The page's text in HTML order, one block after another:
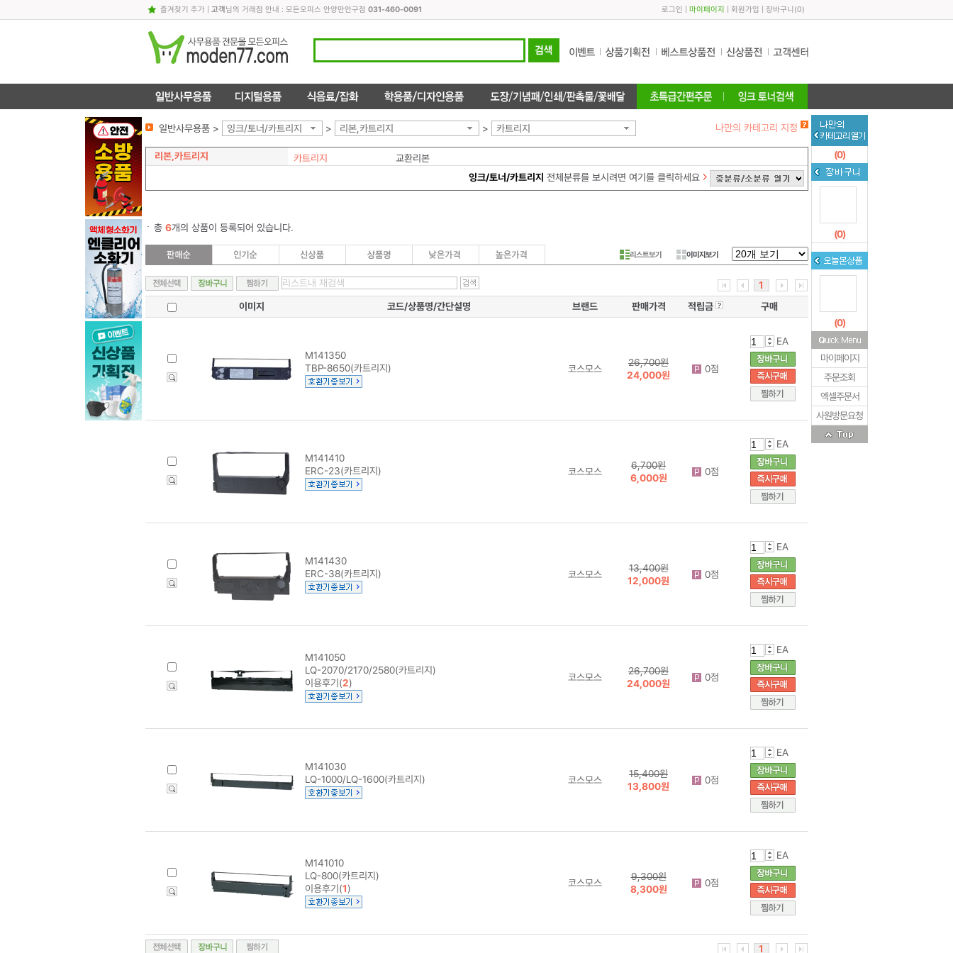
즐겨찾기 추가| 고객님의 거래점 안내 : 모든오피스 안양만안구점 031-460-0091 로그인 마이페이지 회원가입 장바구니 (0)
일반사무용품 > 잉크/토너/카트리지 > 리본,카트리지 > 카트리지 나만의 카테고리 지정
리본,카트리지 카트리지
교환리본
잉크/토너/카트리지 전체분류를 보시려면 여기를 클릭하세요
총 6개의 상품이 등록되어 있습니다.
리스트보기 이미지보기
1
이미지
코드/상품명/간단설명 브랜드 판매가격 적립금 구매
M141350
TBP-8650(카트리지)
코스모스
26,700원
24,000원
0점
EA
M141410
ERC-23(카트리지)
코스모스
6,700원
6,000원
0점
EA
M141430
ERC-38(카트리지)
코스모스
13,400원
12,000원
0점
EA
M141050
LQ-2070/2170/2580(카트리지)
이용후기(2) 코스모스
26,700원
24,000원
0점
EA
M141030
LQ-1000/LQ-1600(카트리지)
코스모스
15,400원
13,800원
0점
EA
M141010
LQ-800(카트리지)
이용후기(1) 코스모스
9,300원
8,300원
0점
EA
1
(0)
(0)
(0)
마이페이지
주문조회
엑셀주문서
사원방문요청